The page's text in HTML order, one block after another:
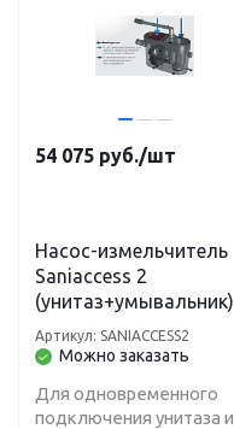
54 075 руб./шт
Насос-измельчитель
Saniaccess 2
(унитаз+умывальник)
откачивание H-5м,
L100 м
Можно заказать
Артикул: SANIACCESS2
Для одновременного
подключения унитаза и